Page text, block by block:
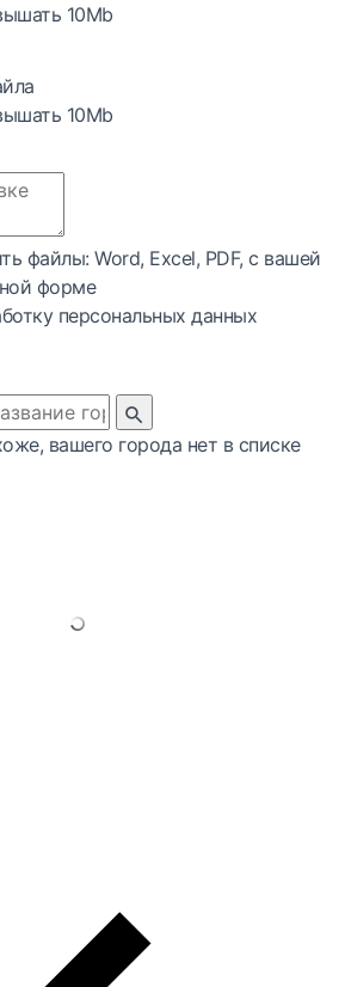
10Mb
10Mb
файлы: Word, Exсel, PDF, с вашей
форме
персональных данных
вашего города нет в списке